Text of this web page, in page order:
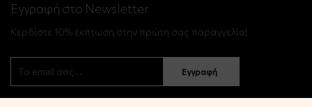
Εγγραφή στο Newsletter
Κερδίστε 10% έκπτωση στην πρώτη σας παραγγελία!
Εγγραφή